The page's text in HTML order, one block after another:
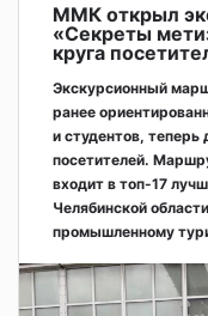
ММК открыл
«Секреты
круга
Экскурсионный
ранее
и студентов, теперь
посетителей.
входит в топ-17
Челябинской
промышленному